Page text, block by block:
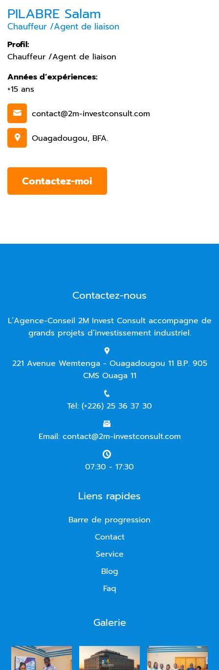
PILABRE Salam
Chauffeur /Agent de liaison
Profil:
Chauffeur /Agent de liaison
Années d’expériences:
+15 ans
contact@2m-investconsult.com
Ouagadougou, BFA.
Contactez-moi
Contactez-nous
L’Agence-Conseil 2M Invest Consult accompagne de
grands projets d’investissement industriel.
221 Avenue Wemtenga - Ouagadougou 11 B.P. 905
CMS Ouaga 11
Tél: (+226) 25 36 37 30
Email: contact@2m-investconsult.com
07:30 - 17:30
Liens rapides
Barre de progression
Contact
Service
Blog
Faq
Galerie